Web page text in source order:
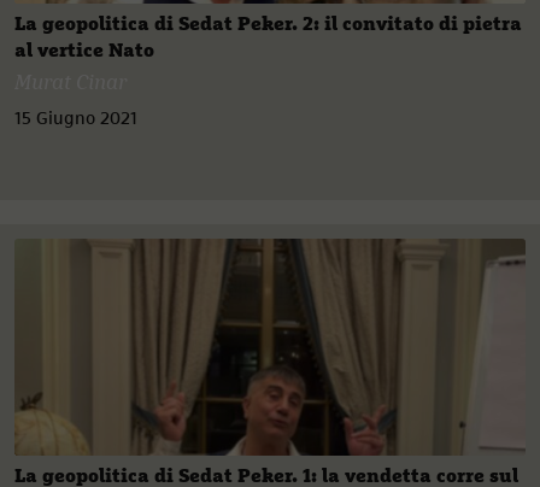
La geopolitica di Sedat Peker. 2: il convitato di pietra
al vertice Nato
15 Giugno 2021
La geopolitica di Sedat Peker. 1: la vendetta corre sul